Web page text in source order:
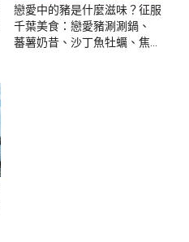
戀愛中的豬是什麼滋味？征服
千葉美食：戀愛豬涮涮鍋、
蕃薯奶昔、沙丁魚牡蠣、焦香